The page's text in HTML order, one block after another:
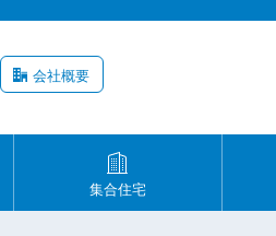
会社概要
集合住宅